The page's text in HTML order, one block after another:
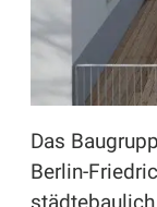
Das
Berlin-